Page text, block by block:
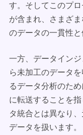
す。そしてこのプロ
が含まれ、さまざ
のデータの一貫性と
一方、データイン
ら未加工のデータ
るデータ分析のた
に転送することを
タ統合とは異なり
データを扱います。